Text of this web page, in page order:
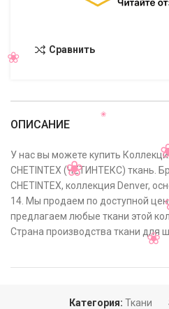
Сравнить
ОПИСАНИЕ
У нас вы можете купить
CHETINTEX (ЧЕТИНТЕКС) ткань.
CHETINTEX, коллекция Denver,
14. Мы продаем по доступной
предлагаем любые ткани этой
Страна производства ткани для
Категория: Ткани